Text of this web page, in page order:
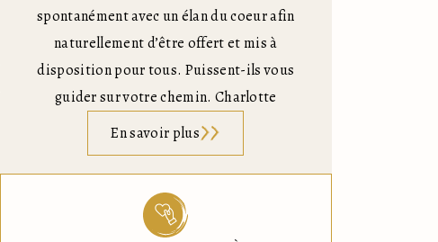
spontanément avec un élan du coeur afin
naturellement d’être offert et mis à
disposition pour tous. Puissent-ils vous
guider sur votre chemin. Charlotte
En savoir plus